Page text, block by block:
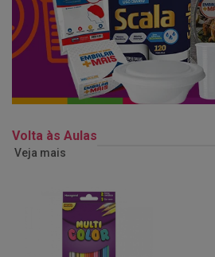
Volta às Aulas
Veja mais